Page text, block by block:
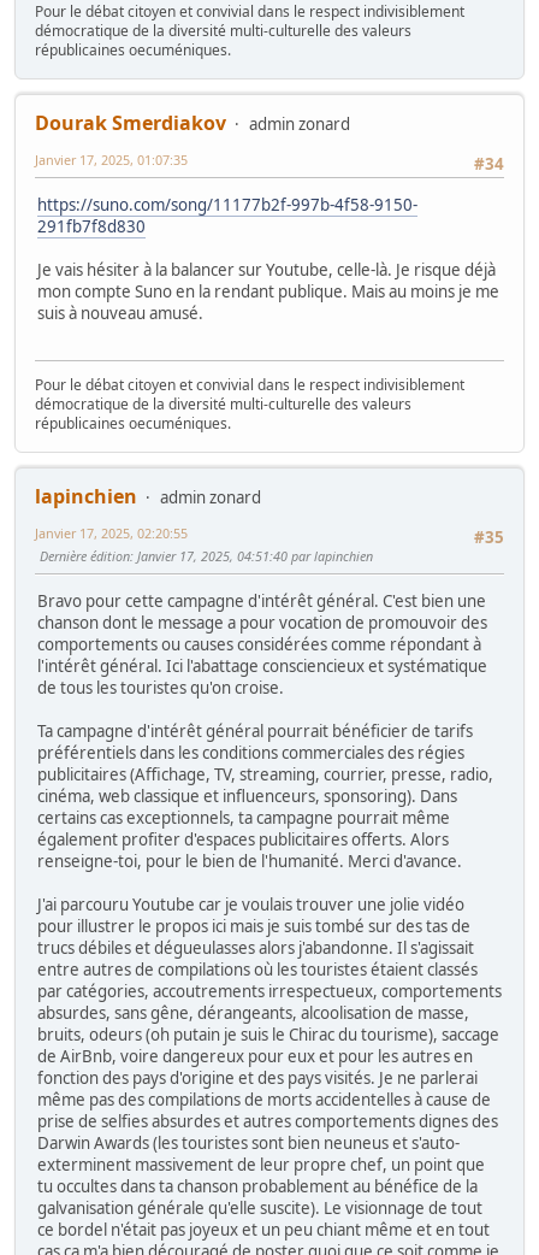
Pour le débat citoyen et convivial dans le respect indivisiblement
démocratique de la diversité multi-culturelle des valeurs
républicaines oecuméniques.
Dourak Smerdiakov
admin zonard
#34
Janvier 17, 2025, 01:07:35
https://suno.com/song/11177b2f-997b-4f58-9150-
291fb7f8d830
Je vais hésiter à la balancer sur Youtube, celle-là. Je risque déjà
mon compte Suno en la rendant publique. Mais au moins je me
suis à nouveau amusé.
Pour le débat citoyen et convivial dans le respect indivisiblement
démocratique de la diversité multi-culturelle des valeurs
républicaines oecuméniques.
lapinchien
admin zonard
#35
Janvier 17, 2025, 02:20:55
Dernière édition: Janvier 17, 2025, 04:51:40 par lapinchien
Bravo pour cette campagne d'intérêt général. C'est bien une
chanson dont le message a pour vocation de promouvoir des
comportements ou causes considérées comme répondant à
l'intérêt général. Ici l'abattage consciencieux et systématique
de tous les touristes qu'on croise.
Ta campagne d'intérêt général pourrait bénéficier de tarifs
préférentiels dans les conditions commerciales des régies
publicitaires (Affichage, TV, streaming, courrier, presse, radio,
cinéma, web classique et influenceurs, sponsoring). Dans
certains cas exceptionnels, ta campagne pourrait même
également profiter d'espaces publicitaires offerts. Alors
renseigne-toi, pour le bien de l'humanité. Merci d'avance.
J'ai parcouru Youtube car je voulais trouver une jolie vidéo
pour illustrer le propos ici mais je suis tombé sur des tas de
trucs débiles et dégueulasses alors j'abandonne. Il s'agissait
entre autres de compilations où les touristes étaient classés
par catégories, accoutrements irrespectueux, comportements
absurdes, sans gêne, dérangeants, alcoolisation de masse,
bruits, odeurs (oh putain je suis le Chirac du tourisme), saccage
de AirBnb, voire dangereux pour eux et pour les autres en
fonction des pays d'origine et des pays visités. Je ne parlerai
même pas des compilations de morts accidentelles à cause de
prise de selfies absurdes et autres comportements dignes des
Darwin Awards (les touristes sont bien neuneus et s'auto-
exterminent massivement de leur propre chef, un point que
tu occultes dans ta chanson probablement au bénéfice de la
galvanisation générale qu'elle suscite). Le visionnage de tout
ce bordel n'était pas joyeux et un peu chiant même et en tout